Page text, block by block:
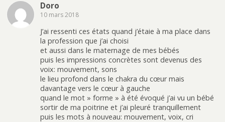
Doro
10 mars 2018
J’ai ressenti ces états quand j’étaie à ma place dans
la profession que j’ai choisi
et aussi dans le maternage de mes bébés
puis les impressions concrètes sont devenus des
voix: mouvement, sons
le lieu profond dans le chakra du cœur mais
davantage vers le cœur à gauche
quand le mot » forme » à été évoqué j’ai vu un bébé
sortir de ma poitrine et j’ai pleuré tranquillement
puis les mots à nouveau: mouvement, voix, cri